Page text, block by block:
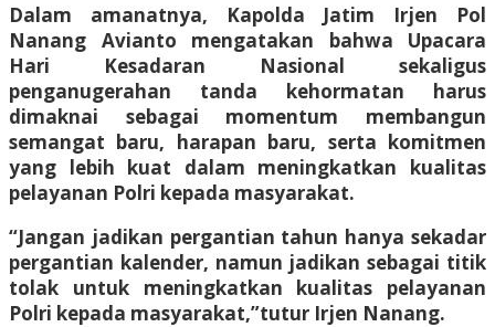
Dalam amanatnya, Kapolda Jatim Irjen Pol
Nanang Avianto mengatakan bahwa Upacara
Hari Kesadaran Nasional sekaligus
penganugerahan tanda kehormatan harus
dimaknai sebagai momentum membangun
semangat baru, harapan baru, serta komitmen
yang lebih kuat dalam meningkatkan kualitas
pelayanan Polri kepada masyarakat.
“Jangan jadikan pergantian tahun hanya sekadar
pergantian kalender, namun jadikan sebagai titik
tolak untuk meningkatkan kualitas pelayanan
Polri kepada masyarakat,”tutur Irjen Nanang.